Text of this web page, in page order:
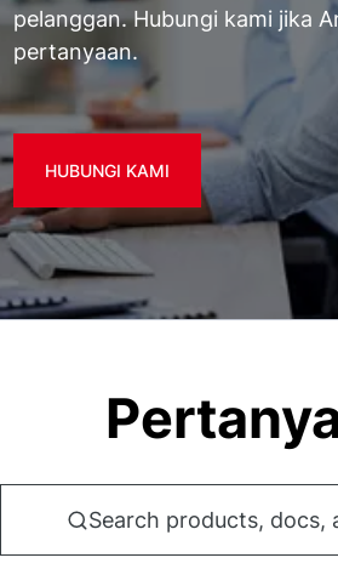
pelanggan. Hubungi kami jika
pertanyaan.
HUBUNGI KAMI
Search products, docs,